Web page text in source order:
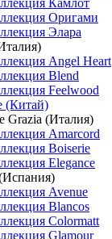
Камлот
Оригами
Элара
Angel Heart
Blend
Feelwood
(Китай)
Grazia (Италия)
Amarcord
Boiserie
Elegance
Avenue
Blancos
Colormatt
Glamour